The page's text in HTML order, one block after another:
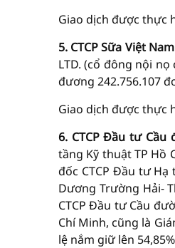
Giao dịch được thực
5. CTCP Sữa Việt Nam
LTD. (cổ đông nội
đương 242.756.107
Giao dịch được thực
6. CTCP Đầu tư Cầu
tầng Kỹ thuật TP Hồ
đốc CTCP Đầu tư
Dương Trường Hải-
CTCP Đầu tư Cầu
Chí Minh, cũng là
lệ nắm giữ lên